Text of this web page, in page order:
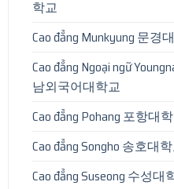
학교
Cao đẳng Munkyung 문경
Cao đẳng Ngoại ngữ
남외국어대학교
Cao đẳng Pohang 포항대
Cao đẳng Songho 송호대
Cao đẳng Suseong 수성대